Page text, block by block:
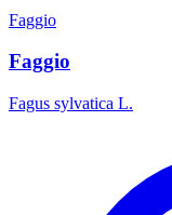
Faggio
Faggio
Fagus sylvatica L.